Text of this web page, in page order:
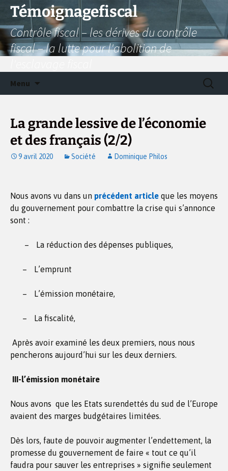
Aller
contenu
Témoignagefiscal
Contrôle fiscal – les dérives du contrôle
fiscal – la lutte pour l'abolition de
Menu
La grande lessive de l’économie
et des français (2/2)
9 avril 2020 Société Dominique Philos
Nous avons vu dans un précédent article que les moyens
du gouvernement pour combattre la crise qui s’annonce
sont :
– La réduction des dépenses publiques,
– L’emprunt
– L’émission monétaire,
– La fiscalité,
Après avoir examiné les deux premiers, nous nous
pencherons aujourd’hui sur les deux derniers.
III-l’émission monétaire
Nous avons que les Etats surendettés du sud de l’Europe
avaient des marges budgétaires limitées.
Dès lors, faute de pouvoir augmenter l’endettement, la
promesse du gouvernement de faire « tout ce qu’il
faudra pour sauver les entreprises » signifie seulement